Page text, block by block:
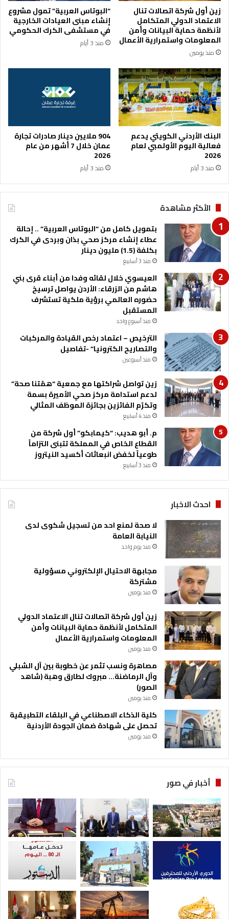
م
س
ت
و
ى
ا
ل
م
م
ي
ز
ة
ل
ا
ت
خ
ل
و
م
ن
ا
ل
م
خ
ا
ط
ر
زين أول شركة اتصالات تنال
الاعتماد الدولي المتكامل
لأنظمة حماية البيانات وأمن
المعلومات واستمرارية الأعمال
منذ يومين
“البوتاس العربية” تمول مشروع
إنشاء مبنى العيادات الخارجية
في مستشفى الكرك الحكومي
منذ 3 أيام
البنك الأردني الكويتي يدعم
فعالية اليوم الأولمبي لعام
2026
منذ 3 أيام
904 ملايين دينار صادرات تجارة
عمان خلال 7 أشهر من عام
2026
منذ 3 أيام
الأكثر مشاهدة
بتمويل كامل من “البوتاس العربية” .. إحالة
عطاء إنشاء مركز صحي بذان وبردى في الكرك
بكلفة (1.5) مليون دينار
منذ 3 أسابيع
العيسوي خلال لقائه وفدا من أبناء قرى بني
هاشم من الزرقاء: الأردن يواصل ترسيخ
حضوره العالمي برؤية ملكية تستشرف
المستقبل
منذ أسبوع واحد
الترخيص – اعتماد رخص القيادة والمركبات
والتصاريح الكترونيا” -تفاصيل
منذ أسبوعين
زين تواصل شراكتها مع جمعية “همّتنا صحة”
لدعم استدامة مركز صحي الأميرة بسمة
وتكرّم الفائزين بجائزة الموظف المثالي
منذ 4 أسابيع
م. أبو هديب: “كيمابكو” أول شركة من
القطاع الخاص في المملكة تتبنى التزاماً
طوعياً لخفض انبعاثات أكسيد النيتروز
منذ 3 أسابيع
احدث الاخبار
لا صحة لمنع احد من تسجيل شكوى لدى
النيابة العامة
منذ يوم واحد
مجابهة الاحتيال الإلكتروني مسؤولية
مشتركة
منذ يومين
زين أول شركة اتصالات تنال الاعتماد الدولي
المتكامل لأنظمة حماية البيانات وأمن
المعلومات واستمرارية الأعمال
منذ يومين
مصاهرة ونسب تثمر عن خطوبة بين آل الشبلي
وآل الرماضنة… مبروك لطارق وهبة (شاهد
الصور)
منذ يومين
كلية الذكاء الاصطناعي في البلقاء التطبيقية
تحصل على شهادة ضمان الجودة الأردنية
منذ يومين
أخبار في صور